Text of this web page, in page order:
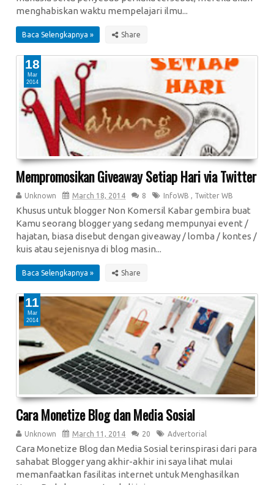
menghabiskan waktu mempelajari ilmu...
Baca Selengkapnya »
Mempromosikan Giveaway Setiap Hari via Twitter
Unknown March 18, 2014 8 InfoWB , Twitter WB
Khusus untuk blogger Non Komersil Kabar gembira buat
Kamu seorang blogger yang sedang mempunyai event /
hajatan, biasa disebut dengan giveaway / lomba / kontes /
kuis atau sejenisnya di blog masin...
Baca Selengkapnya »
18
Mar
2014
Cara Monetize Blog dan Media Sosial
Unknown March 11, 2014 20 Advertorial
Cara Monetize Blog dan Media Sosial terinspirasi dari para
sahabat Blogger yang akhir-akhir ini saya lihat mulai
memanfaatkan fasilitas internet untuk Menghasilkan
11
Mar
2014